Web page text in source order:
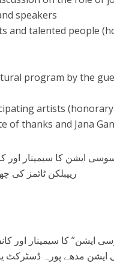
speakers
and talented people
program by the
artists
of thanks and Jana
ریپبلکن ٹائمز کی
ایشن” کا سیمینار اور
مدھے پورہ ڈسٹرکٹ